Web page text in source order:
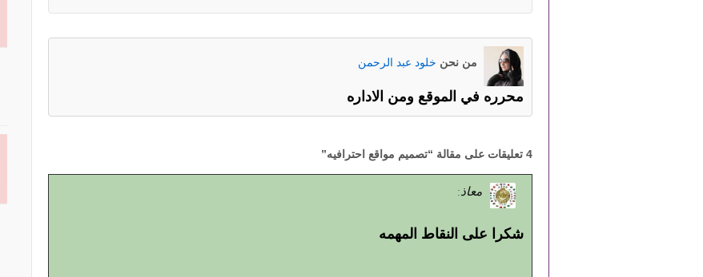
من نحن خلود عبد الرحمن
محرره في الموقع ومن الاداره
4 تعليقات على مقالة “ تصميم مواقع احترافيه”
معاذ:
شكرا على النقاط المهمه